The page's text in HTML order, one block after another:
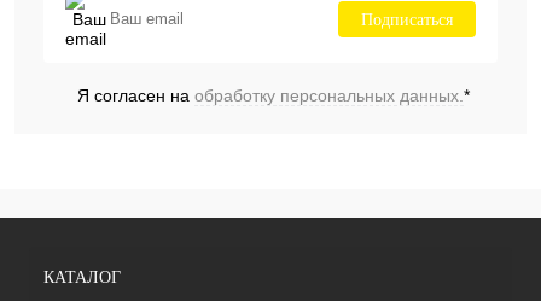
Подписаться
Я согласен на обработку персональных данных.*
КАТАЛОГ